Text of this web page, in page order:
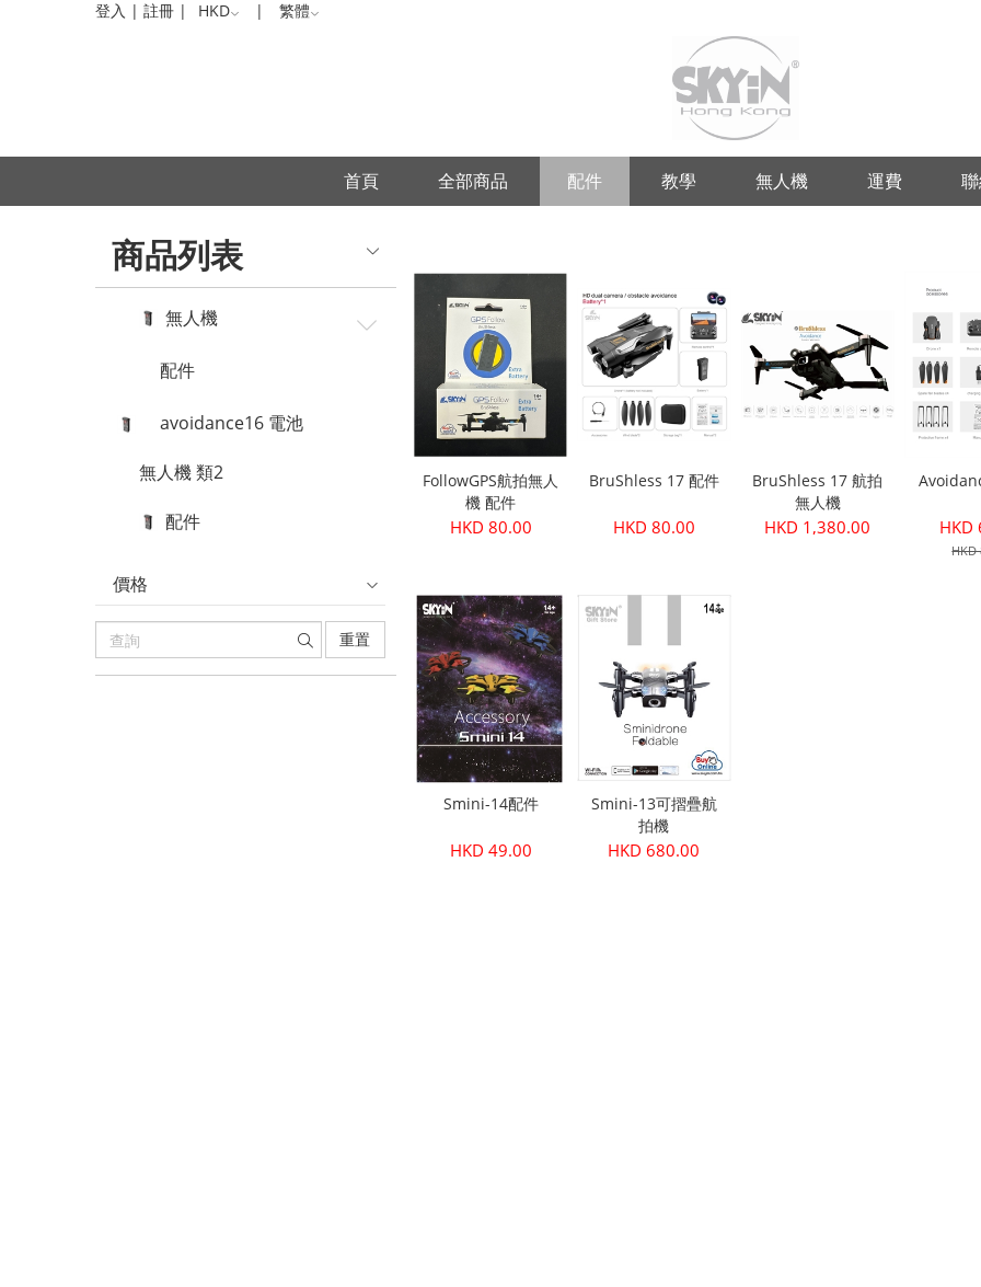
登入 | 註冊 | HKD | 繁體
首頁 全部商品 配件 教學 無人機 運費
商品列表
無人機
配件
avoidance16 電池
無人機 類2
配件
價格
重置
FollowGPS航拍無人
機 配件
HKD 80.00
BruShless 17 配件
HKD 80.00
BruShless 17 航拍
無人機
HKD 1,380.00 HKD
HKD
Smini-14配件
HKD 49.00
Smini-13可摺疊航
拍機
HKD 680.00